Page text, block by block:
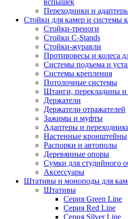
вспышек
Переходники и
Стойки для камер и системы
Стойки-треноги
Стойки C-Stands
Стойки-журавли
Противовесы и колеса
Системы подъема и
Системы крепления
Потолочные системы
Штанги, перекладины и
Держатели
Держатели отражателей
Зажимы и муфты
Адаптеры и
Настенные кронштейны
Распорки и автополы
Деревянные опоры
Сумки для студийного
Аксессуары
Штативы и моноподы для
Штативы
Серия Green Line
Серия Red Line
Серия Silver Line